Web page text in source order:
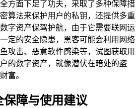
方面下足了功夫，采取了多种保障措
算法来保护用户的私钥，还提供多重
字资产保驾护航，由于它需要联网运
定的安全隐患，黑客可能会利用网络
攻击、恶意软件感染等，试图获取用
的数字资产，就像潜伏在暗处的盗
富。
保障与使用建议